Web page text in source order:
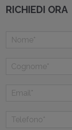
RICHIEDI ORA